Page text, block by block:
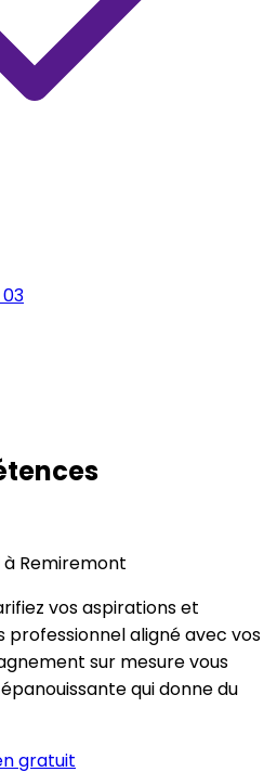
03
Remiremont
vos aspirations et
professionnel aligné avec vos
sur mesure vous
qui donne du
gratuit